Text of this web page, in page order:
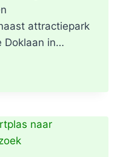
attractiepark
Doklaan in…